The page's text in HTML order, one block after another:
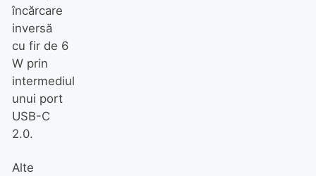
încărcare
inversă
cu fir de 6
W prin
intermediul
unui port
USB-C
2.0.
Alte